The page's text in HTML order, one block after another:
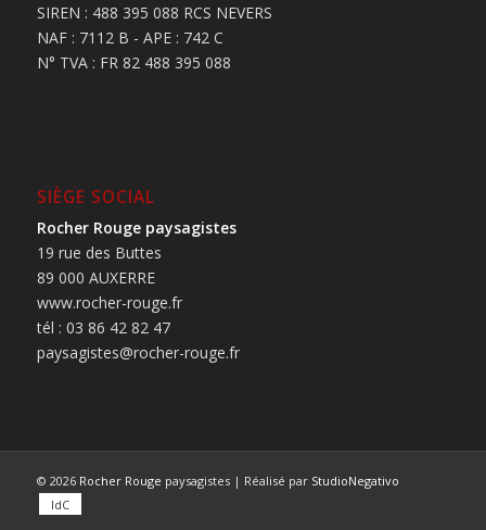
SIREN : 488 395 088 RCS NEVERS
NAF : 7112 B - APE : 742 C
N° TVA : FR 82 488 395 088
SIÈGE SOCIAL
Rocher Rouge paysagistes
19 rue des Buttes
89 000 AUXERRE
www.rocher-rouge.fr
tél : 03 86 42 82 47
paysagistes@rocher-rouge.fr
© 2026 Rocher Rouge paysagistes | Réalisé par StudioNegativo
IdC